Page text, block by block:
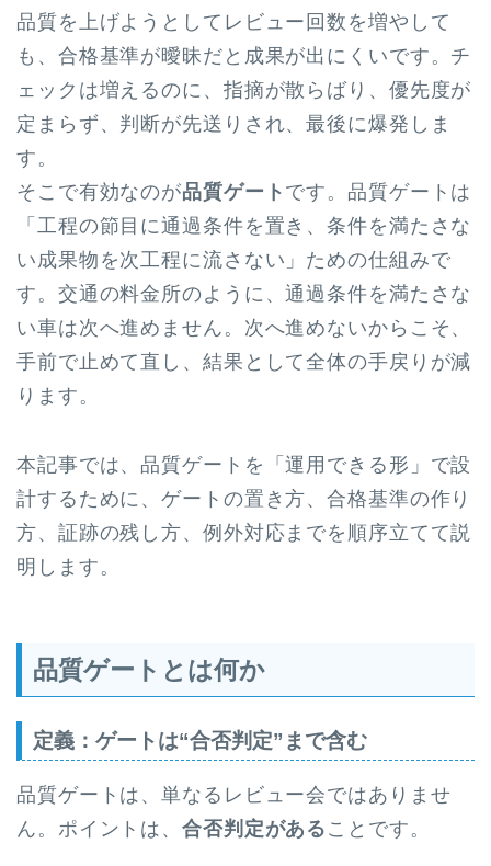
品質を上げようとしてレビュー回数を増やして
も、合格基準が曖昧だと成果が出にくいです。チ
ェックは増えるのに、指摘が散らばり、優先度が
定まらず、判断が先送りされ、最後に爆発しま
す。
そこで有効なのが品質ゲート です。品質ゲートは
「工程の節目に通過条件を置き、条件を満たさな
い成果物を次工程に流さない」ための仕組みで
す。交通の料金所のように、通過条件を満たさな
い車は次へ進めません。次へ進めないからこそ、
手前で止めて直し、結果として全体の手戻りが減
ります。
本記事では、品質ゲートを「運用できる形」で設
計するために、ゲートの置き方、合格基準の作り
方、証跡の残し方、例外対応までを順序立てて説
明します。
品質ゲートとは何か
定義：ゲートは“合否判定”まで含む
品質ゲートは、単なるレビュー会ではありませ
ん。ポイントは、合否判定がある ことです。